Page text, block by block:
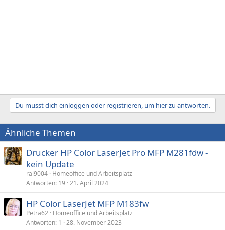
Du musst dich einloggen oder registrieren, um hier zu antworten.
Ähnliche Themen
Drucker HP Color LaserJet Pro MFP M281fdw -
kein Update
ral9004 Homeoffice und Arbeitsplatz
Antworten 19 21. April 2024
HP Color LaserJet MFP M183fw
Petra62 Homeoffice und Arbeitsplatz
Antworten 1 28. November 2023